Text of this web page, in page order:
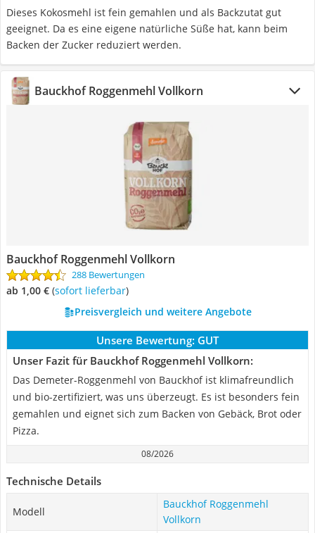
Dieses Kokosmehl ist fein gemahlen und als Backzutat gut
geeignet. Da es eine eigene natürliche Süße hat, kann beim
Backen der Zucker reduziert werden.
Bauckhof Roggenmehl Vollkorn
Bauckhof Roggenmehl Vollkorn
288 Bewertungen
ab 1,00 € ( Sofort lieferbar)
Preisvergleich und weitere Angebote
Unsere Bewertung: GUT
Unser Fazit für Bauckhof Roggenmehl Vollkorn:
Das Demeter-Roggenmehl von Bauckhof ist klimafreundlich
und bio-zertifiziert, was uns überzeugt. Es ist besonders fein
gemahlen und eignet sich zum Backen von Gebäck, Brot oder
Pizza.
08/2026
Technische Details
Modell
Bauckhof Roggenmehl
Vollkorn